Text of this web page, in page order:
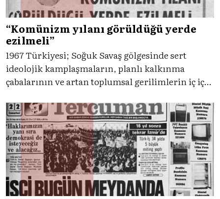
“Komünizm yılanı görüldüğü yerde
ezilmeli”
1967 Türkiyesi; Soğuk Savaş gölgesinde sert
ideolojik kamplaşmaların, planlı kalkınma
çabalarının ve artan toplumsal gerilimlerin iç içe
manşeti ise antikomünist söylemin basındaki en
çarpıcı yansımalarından birini ortaya koyuyordu.